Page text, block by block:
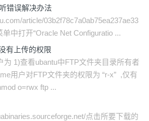
错误解决办法
article/03b2f78c7a0ab75ea237ae33
中打开“Oracle Net Configuratio ...
有上传的权限
为 1)查看ubantu中FTP文件夹目录所有者
用户对FTP文件夹的权限为 “r-x” ,仅有
o=rwx ftp ...
点击所要下载的